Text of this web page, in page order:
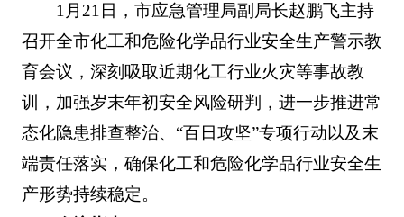
1月21日，市应急管理局副局长赵鹏飞主持
召开全市化工和危险化学品行业安全生产警示教
育会议，深刻吸取近期化工行业火灾等事故教
训，加强岁末年初安全风险研判，进一步推进常
态化隐患排查整治、“百日攻坚”专项行动以及末
端责任落实，确保化工和危险化学品行业安全生
产形势持续稳定。